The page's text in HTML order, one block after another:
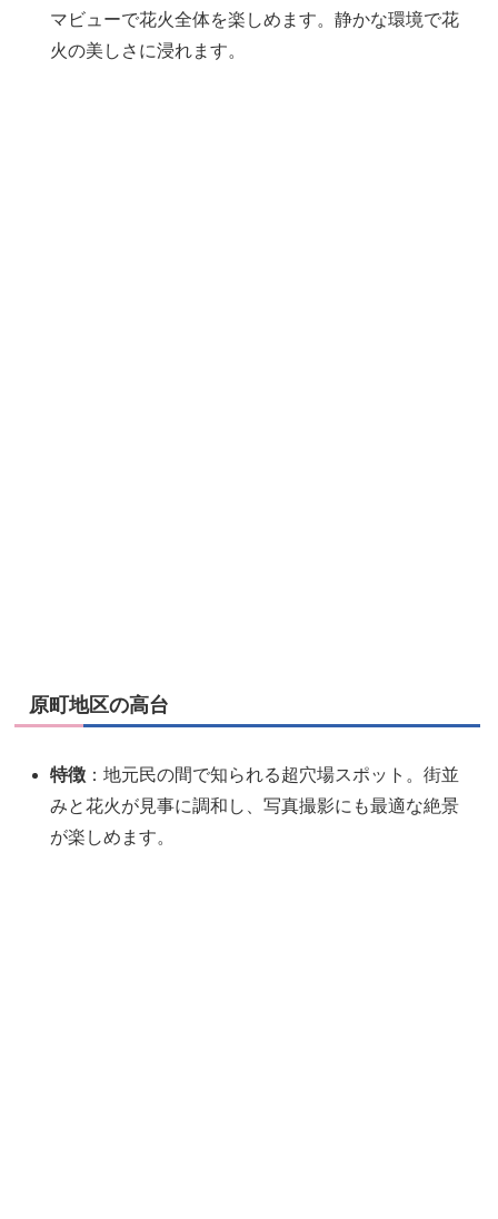
マビューで花火全体を楽しめます。静かな環境で花
火の美しさに浸れます。
原町地区の高台
特徴 ：地元民の間で知られる超穴場スポット。街並
みと花火が見事に調和し、写真撮影にも最適な絶景
が楽しめます。